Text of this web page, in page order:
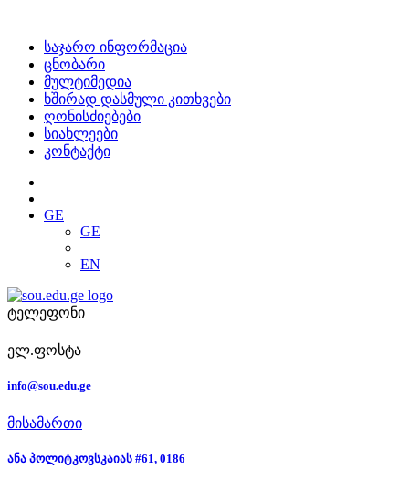
საჯარო ინფორმაცია
ცნობარი
მულტიმედია
ხშირად დასმული კითხვები
ღონისძიებები
სიახლეები
კონტაქტი
GE
GE
EN
ტელეფონი
ელ.ფოსტა
info@sou.edu.ge
მისამართი
ანა პოლიტკოვსკაიას #61, 0186